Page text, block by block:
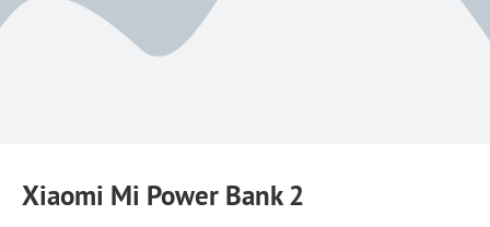
Xiaomi Mi Power Bank 2